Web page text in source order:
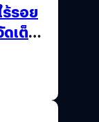
ร้รอย
เต็ม